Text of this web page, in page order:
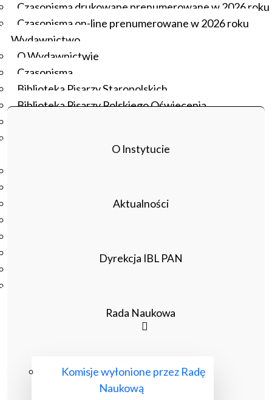
Czasopisma drukowane prenumerowane w 2026 roku
Czasopisma on-line prenumerowane w 2026 roku
Wydawnictwo
O Wydawnictwie
Czasopisma
Biblioteka Pisarzy Staropolskich
Biblioteka Pisarzy Polskiego Oświecenia
Komunikaty Dyrekcji IBL
O Instytucie
Aktualności
Dyrekcja IBL PAN
Rada Naukowa
Komisje wyłonione przez Radę
Naukową
innymi pracowniami i zespołami IBL-u oraz uczelniami i
realizowanych już w IBL-u poza przestrzenią cyfrową.